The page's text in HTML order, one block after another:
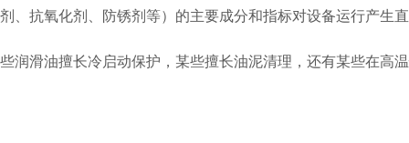
剂、抗氧化剂、防锈剂等）的主要成分和指标对设备运行产生
些润滑油擅长冷启动保护，某些擅长油泥清理，还有某些在高